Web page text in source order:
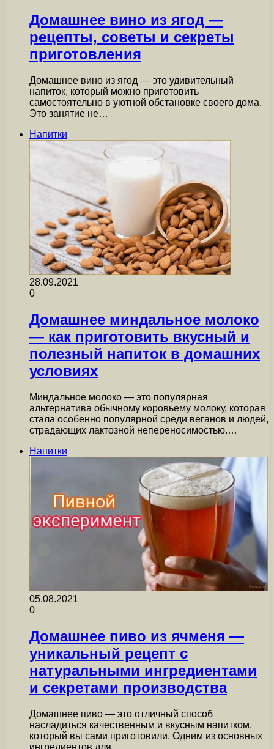
Домашнее вино из ягод —
рецепты, советы и секреты
приготовления
Домашнее вино из ягод — это удивительный
напиток, который можно приготовить
самостоятельно в уютной обстановке своего дома.
Это занятие не…
Напитки
28.09.2021
0
Домашнее миндальное молоко
— как приготовить вкусный и
полезный напиток в домашних
условиях
Миндальное молоко — это популярная
альтернатива обычному коровьему молоку, которая
стала особенно популярной среди веганов и людей,
страдающих лактозной непереносимостью.…
Напитки
05.08.2021
0
Домашнее пиво из ячменя —
уникальный рецепт с
натуральными ингредиентами
и секретами производства
Домашнее пиво — это отличный способ
насладиться качественным и вкусным напитком,
который вы сами приготовили. Одним из основных
ингредиентов для…